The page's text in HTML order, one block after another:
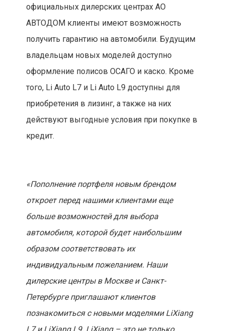
официальных дилерских центрах АО
АВТОДОМ клиенты имеют возможность
получить гарантию на автомобили. Будущим
владельцам новых моделей доступно
оформление полисов ОСАГО и каско. Кроме
того, Li Auto L7 и Li Auto L9 доступны для
приобретения в лизинг, а также на них
действуют выгодные условия при покупке в
кредит.
«Пополнение портфеля новым брендом
откроет перед нашими клиентами еще
больше возможностей для выбора
автомобиля, которой будет наибольшим
образом соответствовать их
индивидуальным пожеланием. Наши
дилерские центры в Москве и Санкт-
Петербурге приглашают клиентов
познакомиться с новыми моделями LiXiang